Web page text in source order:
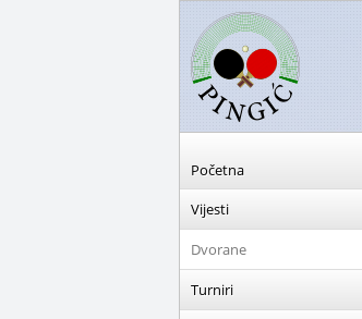
Početna
Vijesti
Dvorane
Turniri